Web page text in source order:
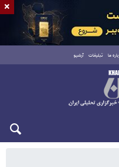
ما تبلیغات آرشیو
×